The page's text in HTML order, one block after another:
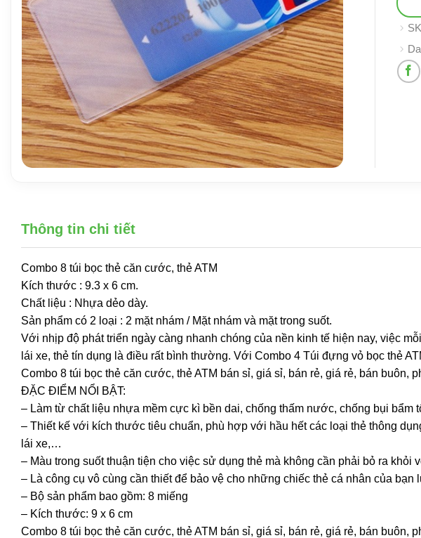
Thông tin chi tiết
Combo 8 túi bọc thẻ căn cước, thẻ ATM
Kích thước : 9.3 x 6 cm.
Chất liệu : Nhựa dẻo dày.
Sản phẩm có 2 loại : 2 mặt nhám / Mặt nhám và mặt trong suốt.
Với nhịp độ phát triển ngày càng nhanh chóng của nền kinh tế hiện nay, việc
lái xe, thẻ tín dụng là điều rất bình thường. Với Combo 4 Túi đựng vỏ bọc thẻ
Combo 8 túi bọc thẻ căn cước, thẻ ATM bán sỉ, giá sỉ, bán rẻ, giá rẻ, bán buôn,
ĐẶC ĐIỂM NỔI BẬT:
– Làm từ chất liệu nhựa mềm cực kì bền dai, chống thấm nước, chống bụi bẩm
– Thiết kế với kích thước tiêu chuẩn, phù hợp với hầu hết các loại thẻ thông
lái xe,…
– Màu trong suốt thuận tiện cho việc sử dụng thẻ mà không cần phải bỏ ra khỏi
– Là công cụ vô cùng cần thiết để bảo vệ cho những chiếc thẻ cá nhân của bạn
– Bộ sản phẩm bao gồm: 8 miếng
– Kích thước: 9 x 6 cm
Combo 8 túi bọc thẻ căn cước, thẻ ATM bán sỉ, giá sỉ, bán rẻ, giá rẻ, bán buôn,